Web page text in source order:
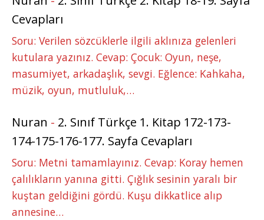
Cevapları
Soru: Verilen sözcüklerle ilgili aklınıza gelenleri
kutulara yazınız. Cevap: Çocuk: Oyun, neşe,
masumiyet, arkadaşlık, sevgi. Eğlence: Kahkaha,
müzik, oyun, mutluluk,…
Nuran - 2. Sınıf Türkçe 1. Kitap 172-173-
174-175-176-177. Sayfa Cevapları
Soru: Metni tamamlayınız. Cevap: Koray hemen
çalılıkların yanına gitti. Çığlık sesinin yaralı bir
kuştan geldiğini gördü. Kuşu dikkatlice alıp
annesine…